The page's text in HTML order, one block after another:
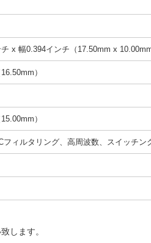
x 幅0.394インチ（17.50mm x 10.00mm
）
）
フィルタリング、高周波数、スイッチン
します。